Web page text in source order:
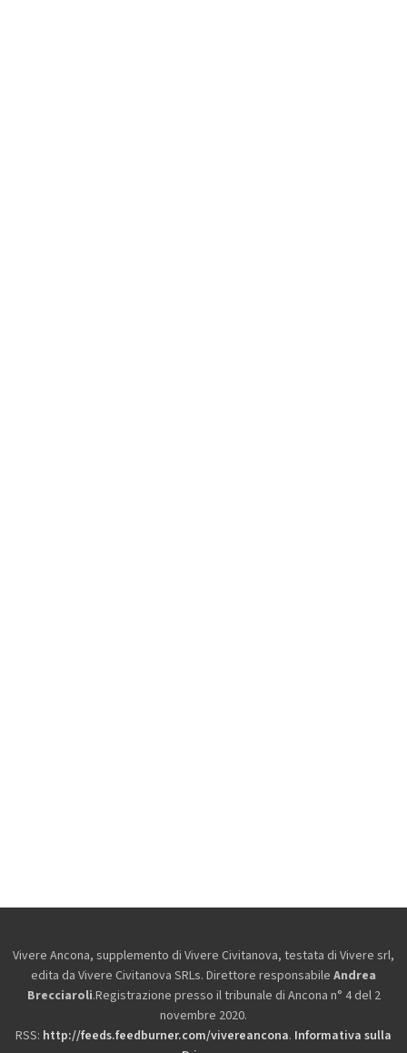
Vivere Ancona, supplemento di Vivere Civitanova, testata di Vivere srl,
edita da Vivere Civitanova SRLs. Direttore responsabile Andrea
Brecciaroli.Registrazione presso il tribunale di Ancona n° 4 del 2
novembre 2020.
RSS: http://feeds.feedburner.com/vivereancona. Informativa sulla